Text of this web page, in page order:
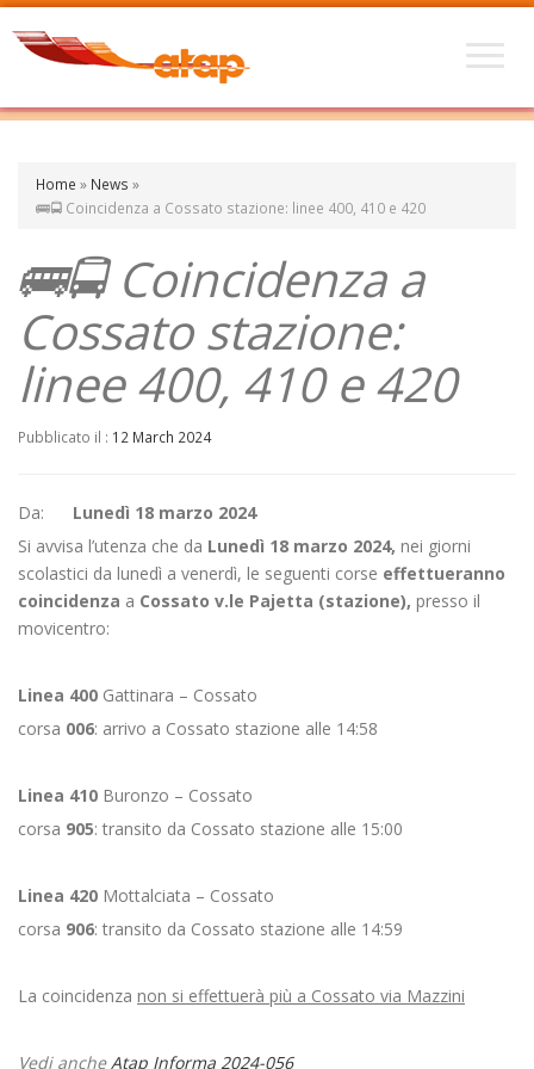
Home » News »
🚌🚍 Coincidenza a Cossato stazione: linee 400, 410 e 420
🚌🚍 Coincidenza a
Cossato stazione:
linee 400, 410 e 420
Pubblicato il : 12 March 2024
Da: Lunedì 18 marzo 2024
Si avvisa l’utenza che da Lunedì 18 marzo 2024, nei giorni
scolastici da lunedì a venerdì, le seguenti corse effettueranno
coincidenza a Cossato v.le Pajetta (stazione), presso il
movicentro:
Linea 400 Gattinara – Cossato
corsa 006: arrivo a Cossato stazione alle 14:58
Linea 410 Buronzo – Cossato
corsa 905: transito da Cossato stazione alle 15:00
Linea 420 Mottalciata – Cossato
corsa 906: transito da Cossato stazione alle 14:59
La coincidenza non si effettuerà più a Cossato via Mazzini
Vedi ancheAtap Informa 2024-056